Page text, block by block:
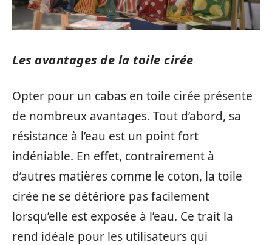
Les avantages de la toile cirée
Opter pour un cabas en toile cirée présente
de nombreux avantages. Tout d’abord, sa
résistance à l’eau est un point fort
indéniable. En effet, contrairement à
d’autres matières comme le coton, la toile
cirée ne se détériore pas facilement
lorsqu’elle est exposée à l’eau. Ce trait la
rend idéale pour les utilisateurs qui